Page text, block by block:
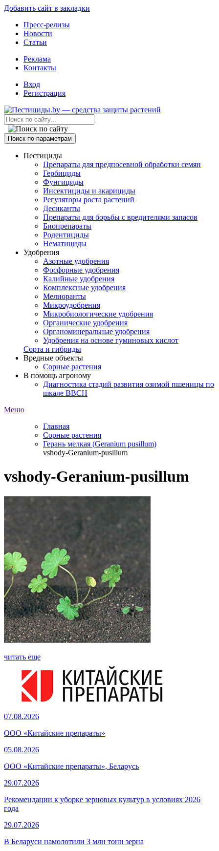
Добавить сайт в закладки
Пресс-релизы
Новости
Статьи
Реклама
Контакты
Вход
Регистрация
Поиск по параметрам
Пестициды
Препараты для предпосевной обработки семян
Гербициды
Фунгициды
Инсектициды и акарициды
Регуляторы роста растений
Десиканты
Препараты для борьбы с вредителями запасов
Биопрепараты
Родентициды
Нематициды
Удобрения
Азотные удобрения
Фосфорные удобрения
Калийные удобрения
Комплексные удобрения
Мелиоранты
Микроудобрения
Микробиологические удобрения
Органические удобрения
Органоминеральные удобрения
Удобрения на основе гуминовых кислот
Сорта и гибриды
Вредные объекты
Сорные растения
В помощь агроному
Диагностика стадий развития озимой пшеницы по
шкале ВВСН
Меню
Главная
Сорные растения
Герань мелкая (Geranium pusillum)
vshody-Geranium-pusillum
vshody-Geranium-pusillum
читать еще
07.08.2026
ООО «Китайские препараты»
05.08.2026
ООО «Китайские препараты», Беларусь
29.07.2026
Рекомендации к уборке зерновых культур в условиях 2026
года
29.07.2026
В Беларуси намолотили 3 млн тонн зерна